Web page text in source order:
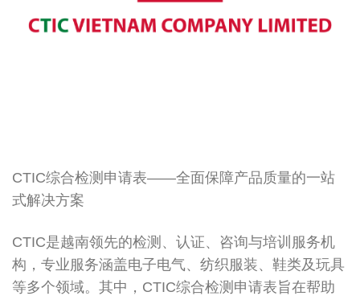
CTIC综合检测申请表——全面保障产品质量的一站
式解决方案
CTIC是越南领先的检测、认证、咨询与培训服务机
构，专业服务涵盖电子电气、纺织服装、鞋类及玩具
等多个领域。其中，CTIC综合检测申请表旨在帮助